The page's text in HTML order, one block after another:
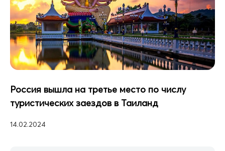
Россия вышла на третье место по числу
туристических заездов в Таиланд
14.02.2024